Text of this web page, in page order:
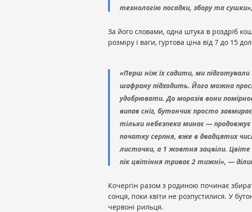
технологію посадки, збору та
За його словами, одна штука в роздріб
розміру і ваги, гуртова ціна від 7 до 15
«Перш ніж їх садити, ми
шафрану підходить. Його можна
удобрювати. До морозів вони
випав сніг, бутончик просто
тільки небезпека минає —
початку серпня, вже в двадцятих
листочки, а 1 жовтня зацвіли.
пік цвітіння триває 2 тижні», —
Кочергін разом з родиною починає
сонця, поки квіти не розпустилися. У
червоні рильця.